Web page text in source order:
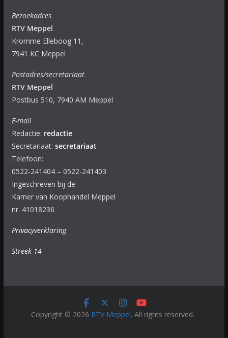
Bezoekadres
RTV Meppel
Kromme Elleboog 11,
7941 KC Meppel
Postadres/secretariaat
RTV Meppel
Postbus 510, 7940 AM Meppel
E-mail
Redactie: redactie
Secretariaat: secretariaat
Telefoon:
0522-241404 – 0522-241403
Ingeschreven bij de
Kamer van Koophandel Meppel
nr. 41018236
Privacyverklaring
Streek 14
Copyright © 2026 RTV Meppel. All rights reserved.